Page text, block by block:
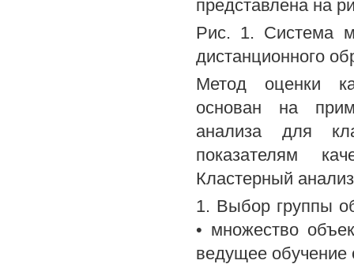
представлена на
Рис. 1. Система
дистанционного
Метод оценки
основан на
анализа для
показателям
Кластерный
1. Выбор группы
• множество
ведущее